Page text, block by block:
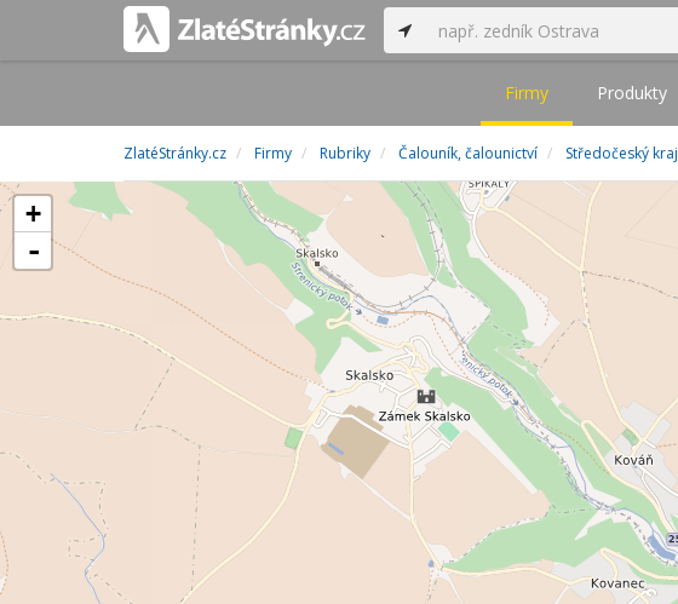
Firmy Produkty
ZlatéStránky.cz Firmy Rubriky Čalouník, čalounictví Středočeský kraj
+
-